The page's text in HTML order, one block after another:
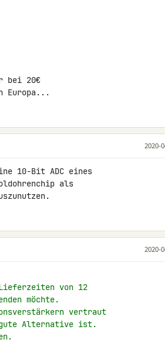
bei 20€
Europa...
2020-
10-Bit ADC eines
als
2020-
von 12
möchte.
vertraut
gute Alternative ist.